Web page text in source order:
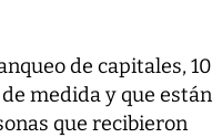
de capitales, 10
medida y que están
que recibieron